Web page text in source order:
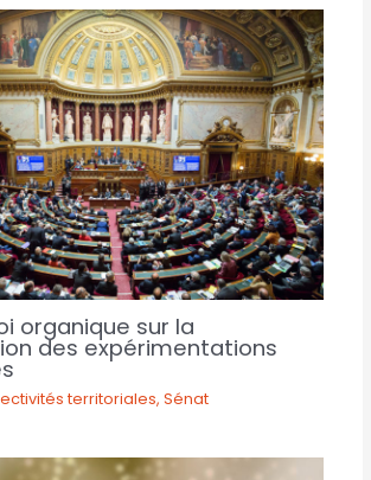
organique sur la
des expérimentations
territoriales,Sénat